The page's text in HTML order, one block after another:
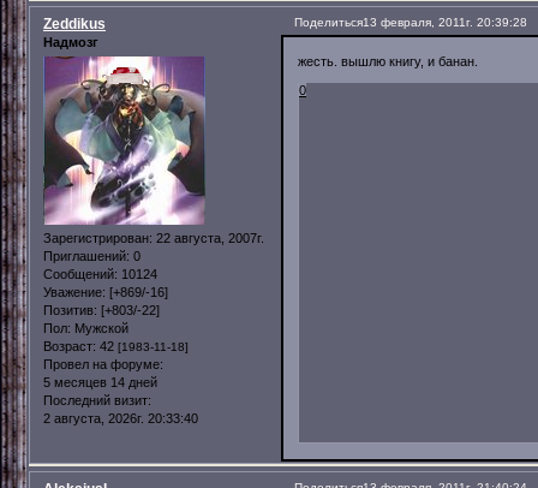
Поделиться13 февраля, 2011г. 20:39:28
Zeddikus
Надмозг
Зарегистрирован: 22 августа, 2007г.
Приглашений: 0
Сообщений: 10124
Уважение: [+869/-16]
Позитив: [+803/-22]
Пол: Мужской
Возраст: 42 [1983-11-18]
Провел на форуме:
5 месяцев 14 дней
Последний визит:
2 августа, 2026г. 20:33:40
жесть. вышлю книгу, и банан.
0